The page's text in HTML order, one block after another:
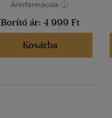
Árinformációk
Borító ár: 4 999 Ft
Kosárba